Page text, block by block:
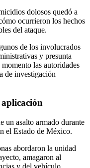
dolosos quedó a
ocurrieron los hechos
del ataque.
de los involucrados
y presunta
las autoridades
de investigación
un asalto armado durante
el Estado de México.
abordaron la unidad
amagaron al
y del vehículo.